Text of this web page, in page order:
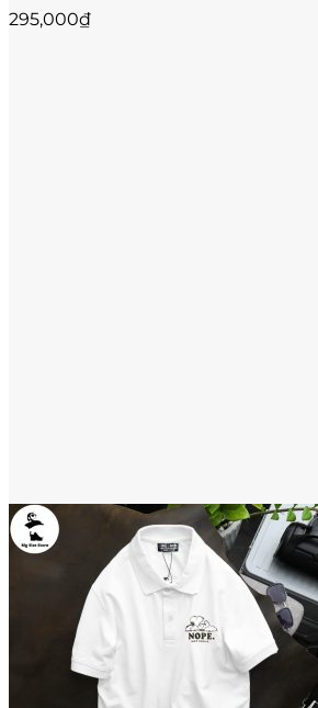
295,000₫